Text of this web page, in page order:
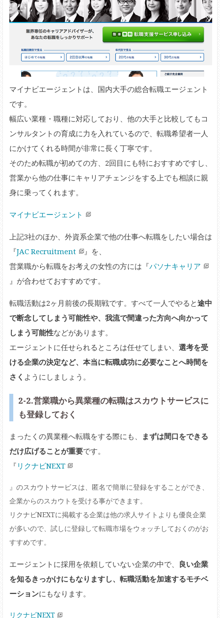
マイナビエージェントは、国内大手の総合転職エージェント
です。
幅広い業種・職種に対応しており、他の大手と比較してもコ
ンサルタントの育成に力を入れているので、転職希望者一人
にかけてくれる時間が非常に長く丁寧です。
そのため転職が初めての方、2回目にも特におすすめですし、
営業から他の仕事にキャリアチェンジをする上でも相談に親
身に乗ってくれます。
マイナビエージェント
上記3社のほか、外資系企業で他の仕事へ転職をしたい場合は
『JAC Recruitment
』を、
営業職から転職をお考えの女性の方には『パソナキャリア
』が合わせておすすめです。
転職活動は2ヶ月前後の長期戦です。すべて一人でやると途中
で断念してしまう可能性や、我流で間違った方向へ向かって
しまう可能性などがあります。
エージェントに任せられるところは任せてしまい、 選考を受
ける企業の決定など、本当に転職成功に必要なことへ時間を
さく ようにしましょう。
2-2.営業職から異業種の転職はスカウトサービスに
も登録しておく
まったくの異業種へ転職をする際にも、
まずは間口をできる
だけ広げることが重要です。
『 リクナビNEXT
』のスカウトサービスは、匿名で簡単に登録をすることができ、
企業からのスカウトを受ける事ができます。
リクナビNEXTに掲載する企業は他の求人サイトよりも優良企業
が多いので、試しに登録して転職市場をウォッチしておくのがお
すすめです。
エージェントに採用を依頼していない企業の中で、 良い企業
を知るきっかけにもなりますし、転職活動を加速するモチベ
ーションにもなります。
リクナビNEXT